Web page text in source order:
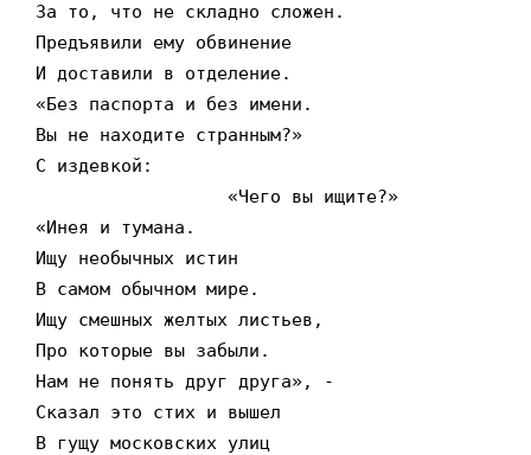
За то, что не складно сложен.
Предъявили ему обвинение
И доставили в отделение.
«Без паспорта и без имени.
Вы не находите странным?»
С издевкой:
«Инея и тумана.
Ищу необычных истин
В самом обычном мире.
Ищу смешных желтых листьев,
Про которые вы забыли.
Нам не понять друг друга», -
Сказал это стих и вышел
В гущу московских улиц